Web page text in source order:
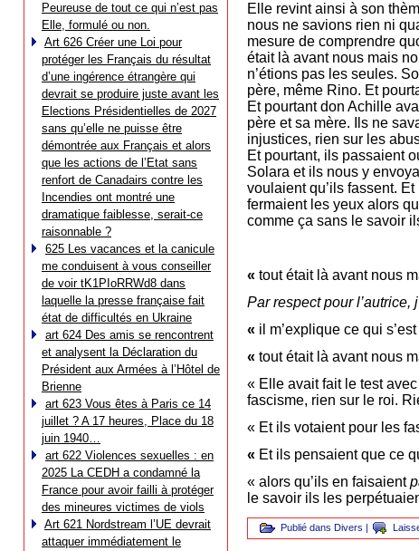
Peureuse de tout ce qui n’est pas
Elle, formulé ou non.
Art 626 Créer une Loi pour
protéger les Français du résultat
d’une ingérence étrangère qui
devrait se produire juste avant les
Elections Présidentielles de 2027
sans qu’elle ne puisse être
démontrée aux Français et alors
que les actions de l’Etat sans
renfort de Canadairs contre les
Incendies ont montré une
dramatique faiblesse, serait-ce
raisonnable ?
625 Les vacances et la canicule
me conduisent à vous conseiller
de voir tK1PIoRRWd8 dans
laquelle la presse française fait
état de difficultés en Ukraine
art 624 Des amis se rencontrent
et analysent la Déclaration du
Président aux Armées à l’Hôtel de
Brienne
art 623 Vous êtes à Paris ce 14
juillet ? A 17 heures, Place du 18
juin 1940…
art 622 Violences sexuelles : en
2025 La CEDH a condamné la
France pour avoir failli à protéger
des mineures victimes de viols
Art 621 Nordstream l’UE devrait
attaquer immédiatement le
Elle revint ainsi à son
nous ne savions rien ni
mesure de comprendre
était là avant nous mais
n’étions pas les seules.
père, même Rino. Et
Et pourtant don Achille
père et sa mère. Ils ne
injustices, rien sur les
Et pourtant, ils passaient
Solara et ils nous y
voulaient qu’ils fassent.
fermaient les yeux alors
comme ça sans le savoir
« tout était là avant nous
Par respect pour l’autrice,
« il m’explique ce qui
« tout était là avant nous
« Elle avait fait le test
fascisme, rien sur le roi.
« Et ils votaient pour les
« Et ils pensaient que ce
« alors qu’ils en faisaient
le savoir ils les
Publié dans Divers |